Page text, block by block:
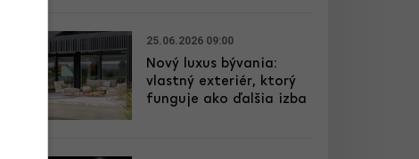
25.06.2026 09:00
Nový luxus bývania:
vlastný exteriér, ktorý
funguje ako ďalšia izba